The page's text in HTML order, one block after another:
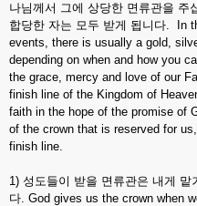
나님께서 그에 상당한 면류관을 주
합당한 자는 모두 받게 됩니다. In
events, there is usually a gold,
depending on when and how you
the grace, mercy and love of our
finish line of the Kingdom of
faith in the hope of the promise of
of the crown that is reserved for
finish line.
1) 성도들이 받을 면류관은 내게
다. God gives us the crown when